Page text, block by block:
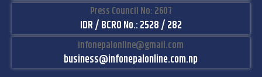
Press Council No: 2607
IDR / BCRO No.: 2528 / 282
infonepalonline@gmail.com
business@infonepalonline.com.np